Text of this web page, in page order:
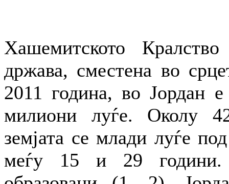
Хашемитското
држава, сместена во
2011 година, во Јордан
милиони луѓе. Околу
земјата се млади луѓе
меѓу 15 и 29 години.